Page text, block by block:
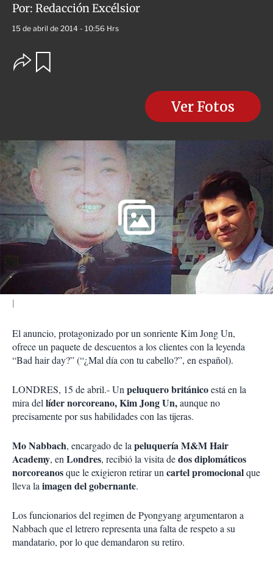
Por: Redacción Excélsior
15 de abril de 2014 - 10:56 Hrs
O
p
s
c
o
m
p
a
r
t
r
Ver Fotos
El anuncio, protagonizado por un sonriente Kim Jong Un,
ofrece un paquete de descuentos a los clientes con la leyenda
“Bad hair day?” (“¿Mal día con tu cabello?”, en español).
LONDRES, 15 de abril.- Un peluquero británicoestá en la
mira del líder norcoreano, Kim Jong Un,aunque no
precisamente por sus habilidades con las tijeras.
Mo Nabbach, encargado de la peluquería M&M Hair
Academy, en Londres, recibió la visita dedos diplomáticos
norcoreanosque le exigieron retirar un cartel promocionalque
lleva la imagen del gobernante.
Los funcionarios del regimen de Pyongyang argumentaron a
Nabbach que el letrero representa una falta de respeto a su
mandatario, por lo que demandaron su retiro.